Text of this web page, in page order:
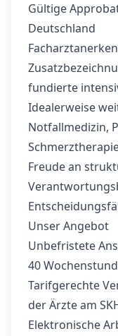
Gültige
Deutschland
fundierte
Idealerweise
Notfallmedizin,
Freude an
Unser Angebot
Unbefristete
40
Tarifgerechte
der Ärzte am
Elektronische